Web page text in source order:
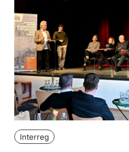
©
Interreg